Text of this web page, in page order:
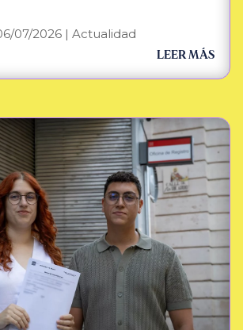
07/2026 | Actualidad
LEER MÁS